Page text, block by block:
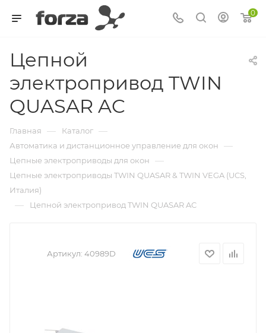
0
Цепной
электропривод TWIN
QUASAR AC
Главная — Каталог —
Автоматика и дистанционное управление для окон —
Цепные электроприводы для окон —
Цепные электроприводы TWIN QUASAR & TWIN VEGA (UCS,
Италия)
— Цепной электропривод TWIN QUASAR AC
Артикул: 40989D